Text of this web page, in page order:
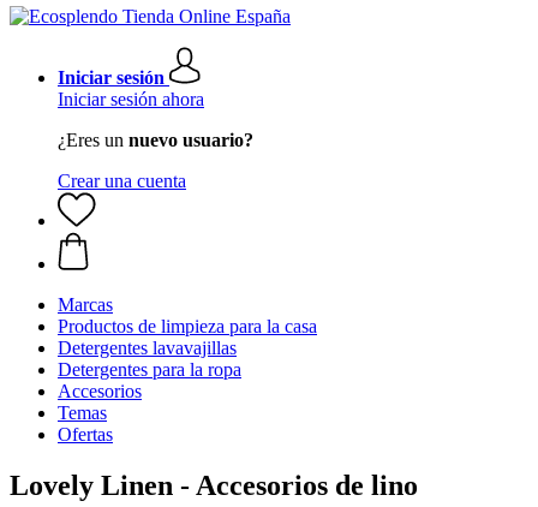
Iniciar sesión
Iniciar sesión ahora
¿Eres un nuevo usuario?
Crear una cuenta
Marcas
Productos de limpieza para la casa
Detergentes lavavajillas
Detergentes para la ropa
Accesorios
Temas
Ofertas
Lovely Linen - Accesorios de lino